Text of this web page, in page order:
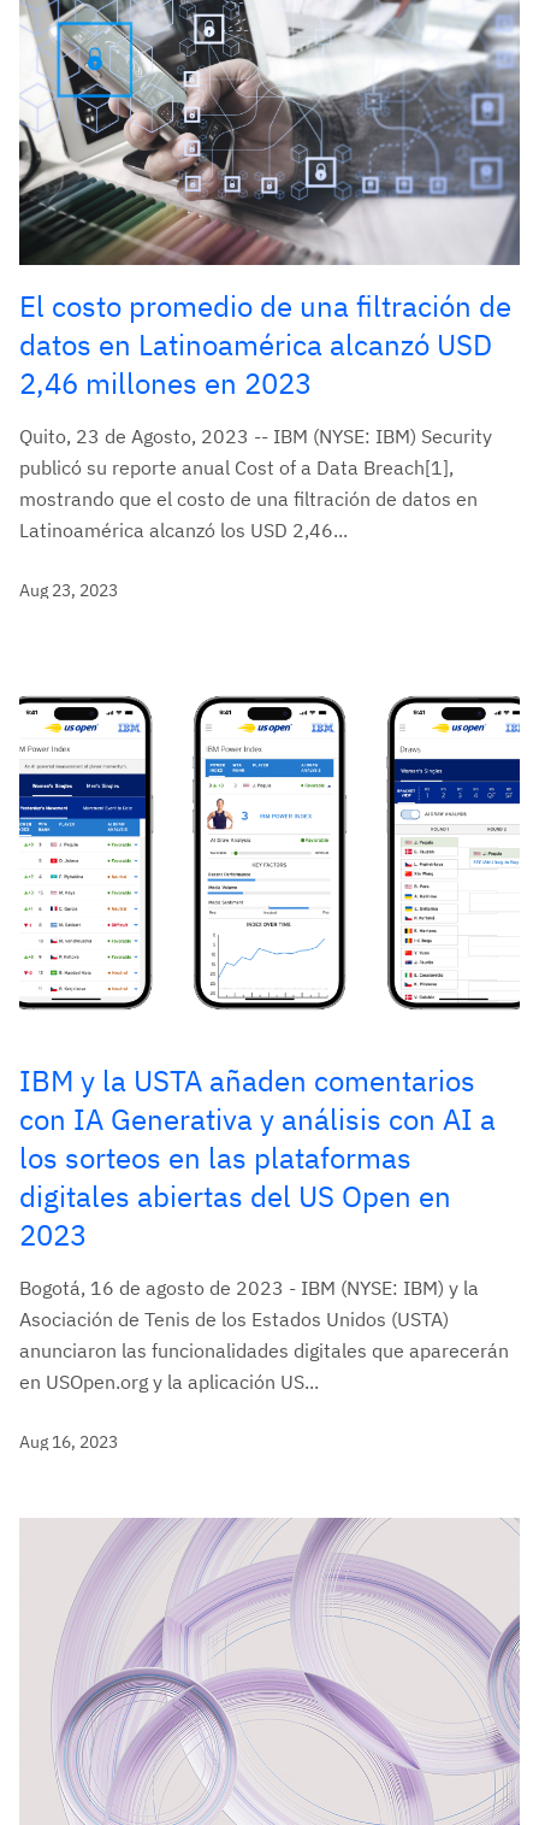
El costo promedio de una filtración de
datos en Latinoamérica alcanzó USD
2,46 millones en 2023
Quito, 23 de Agosto, 2023 -- IBM (NYSE: IBM) Security
publicó su reporte anual Cost of a Data Breach[1],
mostrando que el costo de una filtración de datos en
Latinoamérica alcanzó los USD 2,46...
Aug 23, 2023
IBM y la USTA añaden comentarios
con IA Generativa y análisis con AI a
los sorteos en las plataformas
digitales abiertas del US Open en
2023
Bogotá, 16 de agosto de 2023 - IBM (NYSE: IBM) y la
Asociación de Tenis de los Estados Unidos (USTA)
anunciaron las funcionalidades digitales que aparecerán
en USOpen.org y la aplicación US...
Aug 16, 2023